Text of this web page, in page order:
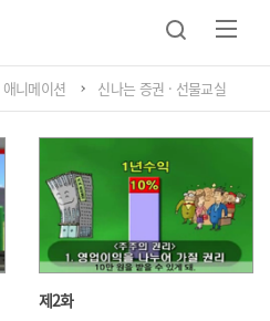
니메이션 신나는 증권 · 선물교실
제2화